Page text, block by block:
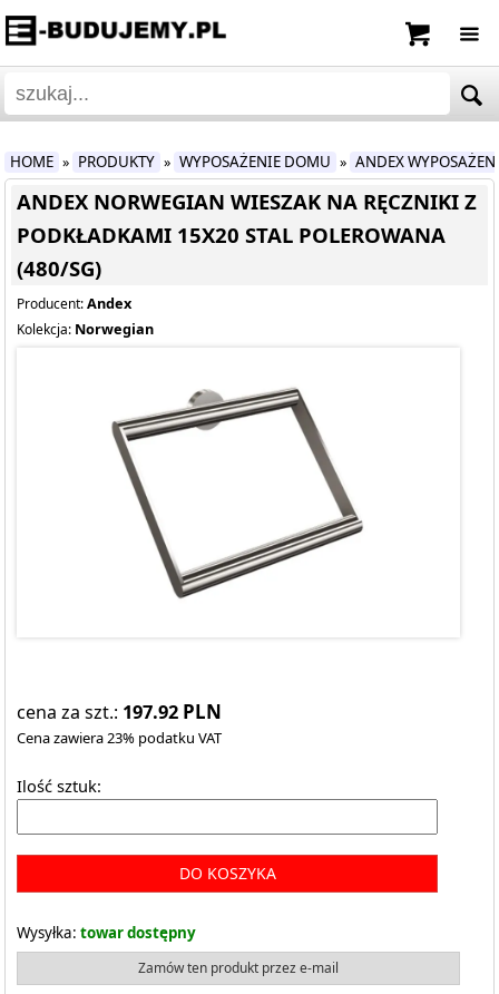
HOME » PRODUKTY » WYPOSAŻENIE DOMU » ANDEX
ANDEX NORWEGIAN WIESZAK NA RĘCZNIKI Z
PODKŁADKAMI 15X20 STAL POLEROWANA
(480/SG)
Producent:Andex
Kolekcja: Norwegian
cena za szt.: 197.92 PLN
Cena zawiera 23% podatku VAT
Ilość sztuk:
DO KOSZYKA
Wysyłka: towar dostępny
Zamów ten produkt przez e-mail